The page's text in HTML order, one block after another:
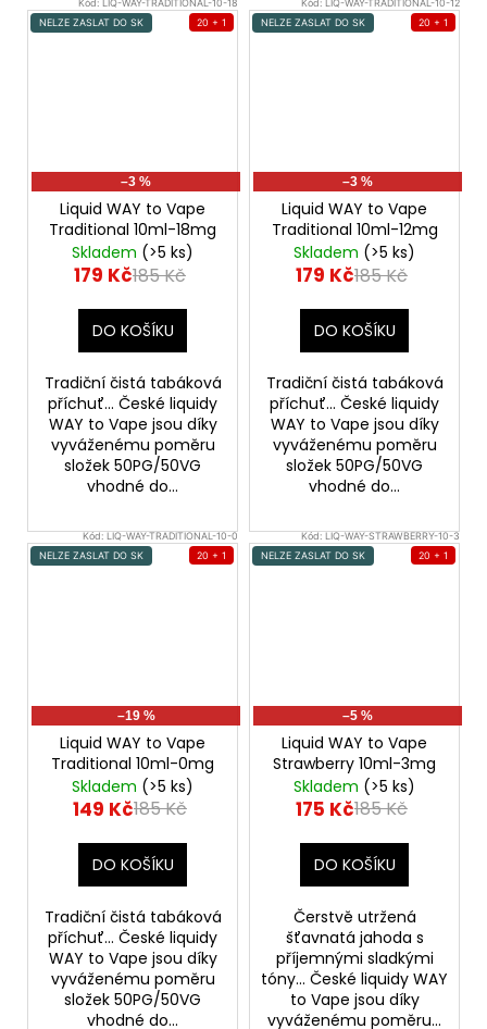
Kód:
LIQ-WAY-TRADITIONAL-10-18
NELZE ZASLAT DO SK
–3 %
20 + 1
Liquid WAY to Vape
Traditional 10ml-18mg
Skladem (>5 ks)
179 Kč185 Kč
DO KOŠÍKU
Tradiční čistá tabáková
příchuť... České liquidy
WAY to Vape jsou díky
vyváženému poměru
složek 50PG/50VG
vhodné do...
Kód:
LIQ-WAY-TRADITIONAL-10-12
NELZE ZASLAT DO SK
–3 %
20 + 1
Liquid WAY to Vape
Traditional 10ml-12mg
Skladem (>5 ks)
179 Kč185 Kč
DO KOŠÍKU
Tradiční čistá tabáková
příchuť... České liquidy
WAY to Vape jsou díky
vyváženému poměru
složek 50PG/50VG
vhodné do...
Kód: LIQ-WAY-TRADITIONAL-10-0
NELZE ZASLAT DO SK
–19 %
20 + 1
Liquid WAY to Vape
Traditional 10ml-0mg
Skladem (>5 ks)
149 Kč185 Kč
DO KOŠÍKU
Tradiční čistá tabáková
příchuť... České liquidy
WAY to Vape jsou díky
vyváženému poměru
složek 50PG/50VG
vhodné do...
Kód: LIQ-WAY-STRAWBERRY-10-3
NELZE ZASLAT DO SK
–5 %
20 + 1
Liquid WAY to Vape
Strawberry 10ml-3mg
Skladem (>5 ks)
175 Kč185 Kč
DO KOŠÍKU
Čerstvě utržená
šťavnatá jahoda s
příjemnými sladkými
tóny... České liquidy WAY
to Vape jsou díky
vyváženému poměru...